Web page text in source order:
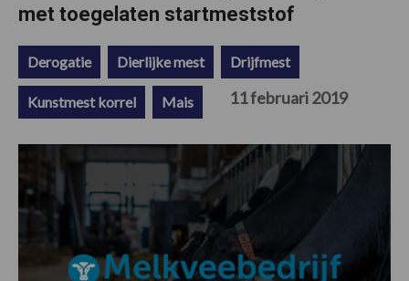
met toegelaten startmeststof
Derogatie Dierlijke mest Drijfmest
Kunstmest korrel Mais 11 februari 2019